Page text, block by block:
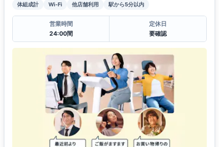
体組成計 Wi-Fi 他店舗利用 駅から5分以内
営業時間
24:00間
定休日
要確認